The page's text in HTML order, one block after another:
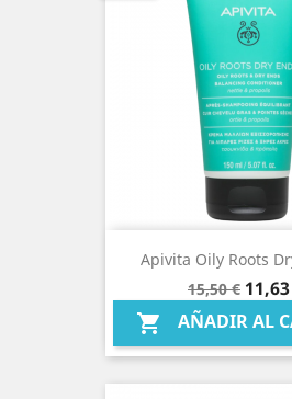
Apivita Oily Roots
Precio
base
15,50 €
 AÑADIR AL